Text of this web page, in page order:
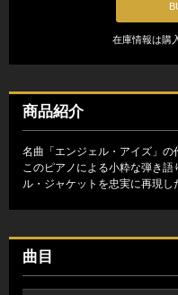
在庫情報は購
商品紹介
名曲「エンジェル・アイズ」の
このピアノによる小粋な弾き
ル・ジャケットを忠実に再現し
曲目